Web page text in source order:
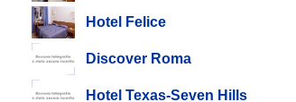
Hotel Felice
Discover Roma
Hotel Texas-Seven Hills